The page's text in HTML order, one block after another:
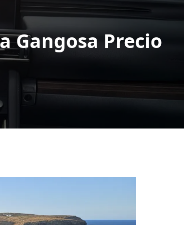
Gangosa Precio